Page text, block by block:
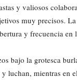
y valiosos
muy precisos.
y frecuencia en
bajo la grotesca
luchan, mientras en